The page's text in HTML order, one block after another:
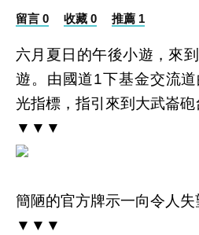
留言 0 收藏 0 推薦 1
六月夏日的午後小遊，來
遊。由國道1下基金交流
光指標，指引來到大武崙砲
▼▼▼
簡陋的官方牌示一向令人失
▼▼▼